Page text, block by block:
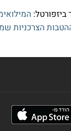
הצרכניות